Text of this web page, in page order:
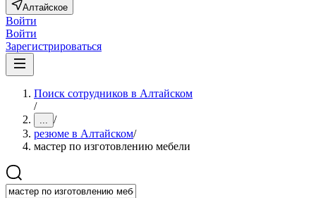
Алтайское
Войти
Войти
Зарегистрироваться
Поиск сотрудников в Алтайском
/
... /
резюме в Алтайском/
мастер по изготовлению мебели